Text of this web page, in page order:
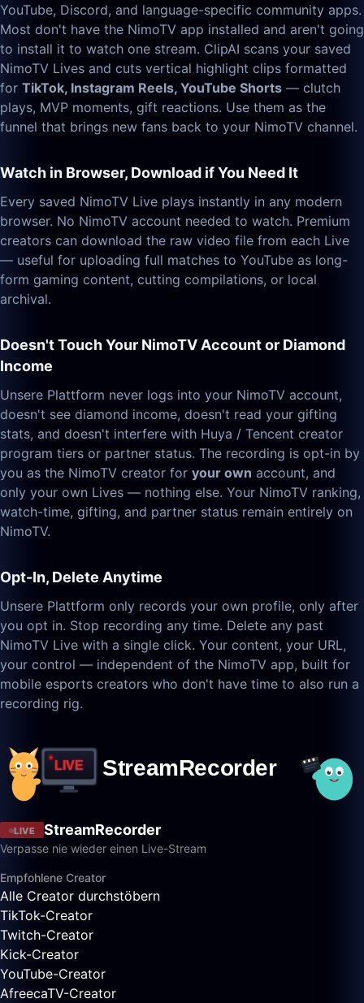
YouTube, Discord, and language-specific community apps.
Most don't have the NimoTV app installed and aren't going
to install it to watch one stream. ClipAI scans your saved
NimoTV Lives and cuts vertical highlight clips formatted
for TikTok, Instagram Reels, YouTube Shorts — clutch
plays, MVP moments, gift reactions. Use them as the
funnel that brings new fans back to your NimoTV channel.
Watch in Browser, Download if You Need It
Every saved NimoTV Live plays instantly in any modern
browser. No NimoTV account needed to watch. Premium
creators can download the raw video file from each Live
— useful for uploading full matches to YouTube as long-
form gaming content, cutting compilations, or local
archival.
Doesn't Touch Your NimoTV Account or Diamond
Income
Unsere Plattform never logs into your NimoTV account,
doesn't see diamond income, doesn't read your gifting
stats, and doesn't interfere with Huya / Tencent creator
program tiers or partner status. The recording is opt-in by
you as the NimoTV creator for your own account, and
only your own Lives — nothing else. Your NimoTV ranking,
watch-time, gifting, and partner status remain entirely on
NimoTV.
Opt-In, Delete Anytime
Unsere Plattform only records your own profile, only after
you opt in. Stop recording any time. Delete any past
NimoTV Live with a single click. Your content, your URL,
your control — independent of the NimoTV app, built for
mobile esports creators who don't have time to also run a
recording rig.
LIVE StreamRecorder
Verpasse nie wieder einen Live-Stream
Empfohlene Creator
Alle Creator durchstöbern
TikTok-Creator
Twitch-Creator
Kick-Creator
YouTube-Creator
AfreecaTV-Creator